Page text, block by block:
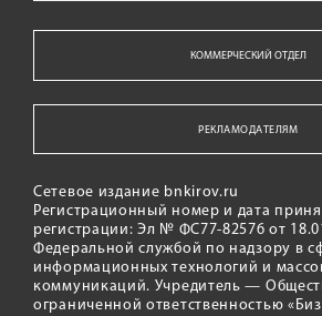
КОММЕРЧЕСКИЙ ОТДЕЛ
РЕКЛАМОДАТЕЛЯМ
Сетевое издание bnkirov.ru
Регистрационный номер и дата
регистрации: Эл № ФС77-82576 от
Федеральной службой по надзору в
информационных технологий и
коммуникаций. Учредитель —
ограниченной ответственностью